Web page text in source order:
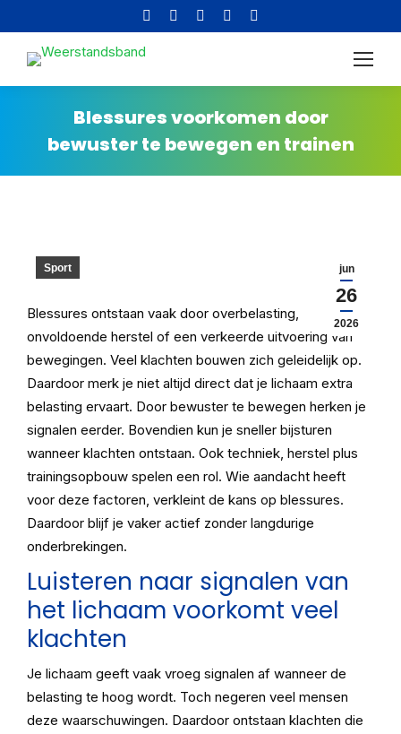
Facebook
page
in
Instagram
page
in
YouTube
page
in
new
page
in
page
in
Blessures voorkomen door
bewuster te bewegen en trainen
jun
26
2026
Sport
Blessures ontstaan vaak door overbelasting,
onvoldoende herstel of een verkeerde uitvoering van
bewegingen. Veel klachten bouwen zich geleidelijk op.
Daardoor merk je niet altijd direct dat je lichaam extra
belasting ervaart. Door bewuster te bewegen herken je
signalen eerder. Bovendien kun je sneller bijsturen
wanneer klachten ontstaan. Ook techniek, herstel plus
trainingsopbouw spelen een rol. Wie aandacht heeft
voor deze factoren, verkleint de kans op blessures.
Daardoor blijf je vaker actief zonder langdurige
onderbrekingen.
Luisteren naar signalen van
het lichaam voorkomt veel
klachten
Je lichaam geeft vaak vroeg signalen af wanneer de
belasting te hoog wordt. Toch negeren veel mensen
deze waarschuwingen. Daardoor ontstaan klachten die